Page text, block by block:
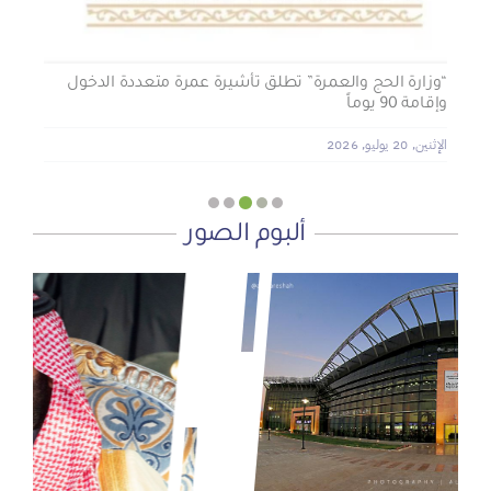
“وزارة الحج والعمرة” تطلق تأشيرة عمرة متعددة الدخول
وإقامة 90 يوماً
الإثنين, 20 يوليو, 2026
ألبوم الصور